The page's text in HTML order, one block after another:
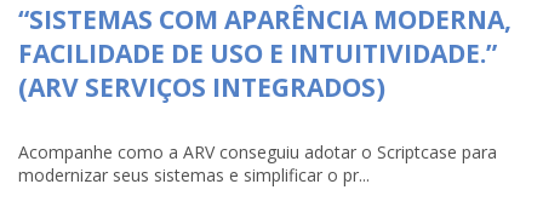
“SISTEMAS COM APARÊNCIA MODERNA,
FACILIDADE DE USO E INTUITIVIDADE.”
(ARV SERVIÇOS INTEGRADOS)
Acompanhe como a ARV conseguiu adotar o Scriptcase para
modernizar seus sistemas e simplificar o pr...